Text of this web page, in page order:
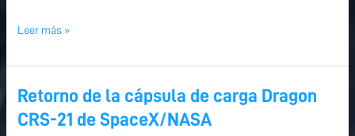
Leer más »
Retorno de la cápsula de carga Dragon
CRS-21 de SpaceX/NASA
Retorno
de